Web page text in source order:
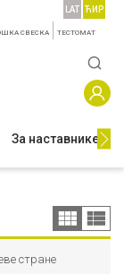
СВЕСКА TЕСТОМАТ
LAT ЋИР
За наставнике
стране